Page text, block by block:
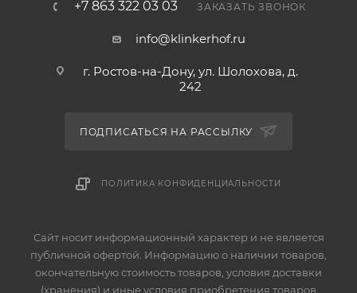
+7 863 322 03 03 ЗАКАЗАТЬ ЗВОНОК
info@klinkerhof.ru
г. Ростов-на-Дону, ул. Шолохова, д.
242
ПОДПИСАТЬСЯ НА РАССЫЛКУ
ПОЛИТИКА КОНФИДЕНЦИАЛЬНОСТИ
Сайт носит информационный характер и не является
публичной офертой. Информацию о наличии товаров,
окончательную стоимость товаров, условия доставки
(хранения) и иные условия приобретения товаров